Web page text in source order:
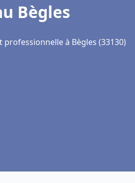
Bègles
à Bègles (33130)